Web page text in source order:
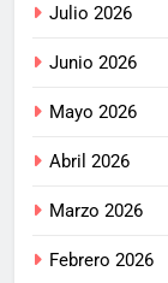
Julio 2026
Junio 2026
Mayo 2026
Abril 2026
Marzo 2026
Febrero 2026